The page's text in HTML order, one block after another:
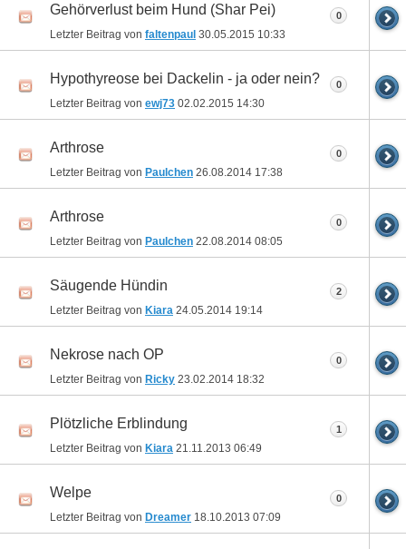
Gehörverlust beim Hund (Shar Pei)
Letzter Beitrag von faltenpaul 30.05.2015 10:33
0
Hypothyreose bei Dackelin - ja oder nein?
Letzter Beitrag von ewj73 02.02.2015 14:30
0
Arthrose
Letzter Beitrag von Paulchen 26.08.2014 17:38
0
Arthrose
Letzter Beitrag von Paulchen 22.08.2014 08:05
0
Säugende Hündin
Letzter Beitrag von Kiara 24.05.2014 19:14
2
Nekrose nach OP
Letzter Beitrag von Ricky 23.02.2014 18:32
0
Plötzliche Erblindung
Letzter Beitrag von Kiara 21.11.2013 06:49
1
Welpe
Letzter Beitrag von Dreamer 18.10.2013 07:09
0